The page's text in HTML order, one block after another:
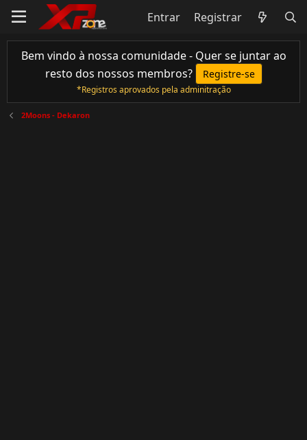
Entrar Registrar
Bem vindo à nossa comunidade - Quer se juntar ao
resto dos nossos membros?
Registre-se
*Registros aprovados pela adminitração
2Moons - Dekaron